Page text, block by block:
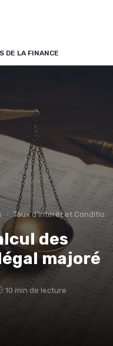
DE LA FINANCE
Taux d'Intérêt et
des
majoré
10 min de lecture